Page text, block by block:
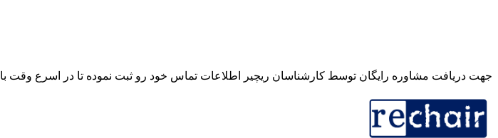
جهت دریافت مشاوره رایگان توسط کارشناسان ریچیر اطلاعات تماس خود رو ثبت نموده تا در اسرع وقت